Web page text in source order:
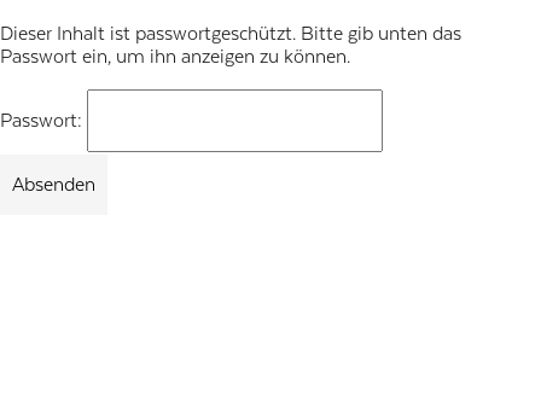
Dieser Inhalt ist passwortgeschützt. Bitte gib unten das
Passwort ein, um ihn anzeigen zu können.
Passwort: